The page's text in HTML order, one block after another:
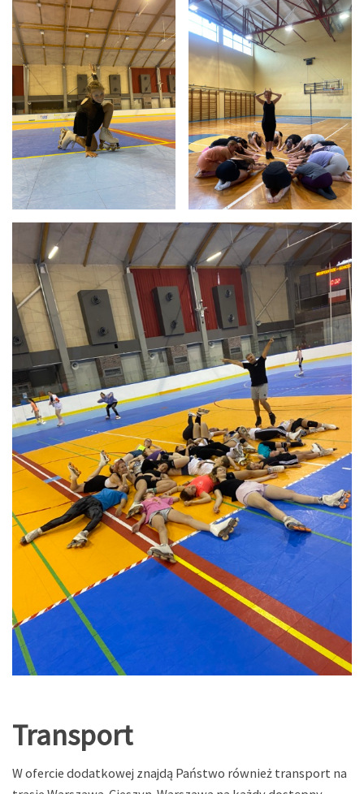
Transport
W ofercie dodatkowej znajdą Państwo również transport na